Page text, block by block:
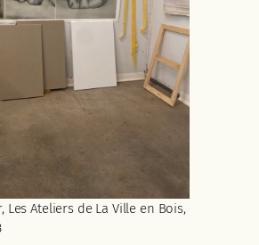
Les Ateliers de La Ville en Bois,